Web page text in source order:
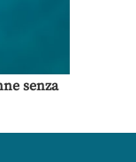
senza